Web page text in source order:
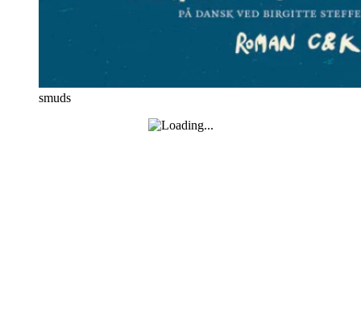
smuds